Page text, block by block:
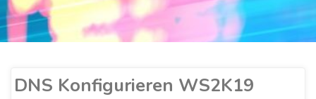
DNS Konfigurieren WS2K19